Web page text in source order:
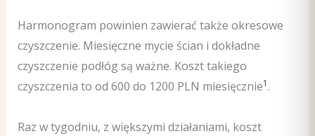
Harmonogram powinien zawierać także okresowe
czyszczenie. Miesięczne mycie ścian i dokładne
czyszczenie podłóg są ważne. Koszt takiego
czyszczenia to od 600 do 1200 PLN miesięcznie1 .
Raz w tygodniu, z większymi działaniami, koszt